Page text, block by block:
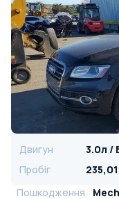
Двигун
Пробіг
Пошкодження